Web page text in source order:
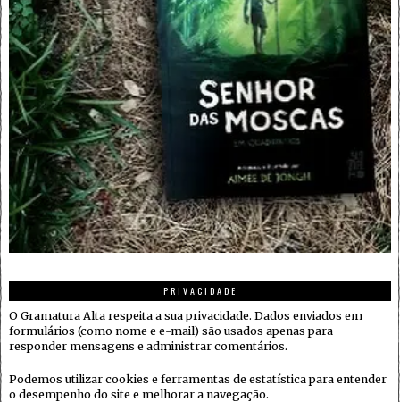
PRIVACIDADE
O Gramatura Alta respeita a sua privacidade. Dados enviados em
formulários (como nome e e-mail) são usados apenas para
responder mensagens e administrar comentários.
Podemos utilizar cookies e ferramentas de estatística para entender
o desempenho do site e melhorar a navegação.